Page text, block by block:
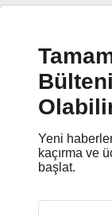
Yeni
kaçırma ve
başlat.